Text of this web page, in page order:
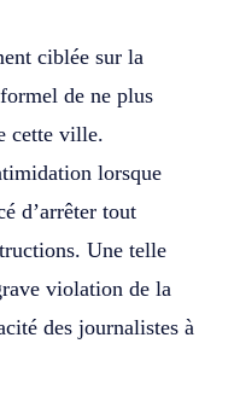
ciblée sur la
de ne plus
cette ville.
lorsque
d’arrêter tout
Une telle
violation de la
des journalistes à